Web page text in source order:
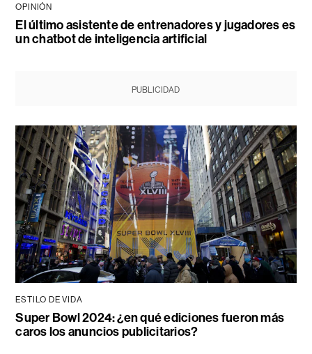
OPINIÓN
El último asistente de entrenadores y jugadores es
un chatbot de inteligencia artificial
PUBLICIDAD
ESTILO DE VIDA
Super Bowl 2024: ¿en qué ediciones fueron más
caros los anuncios publicitarios?